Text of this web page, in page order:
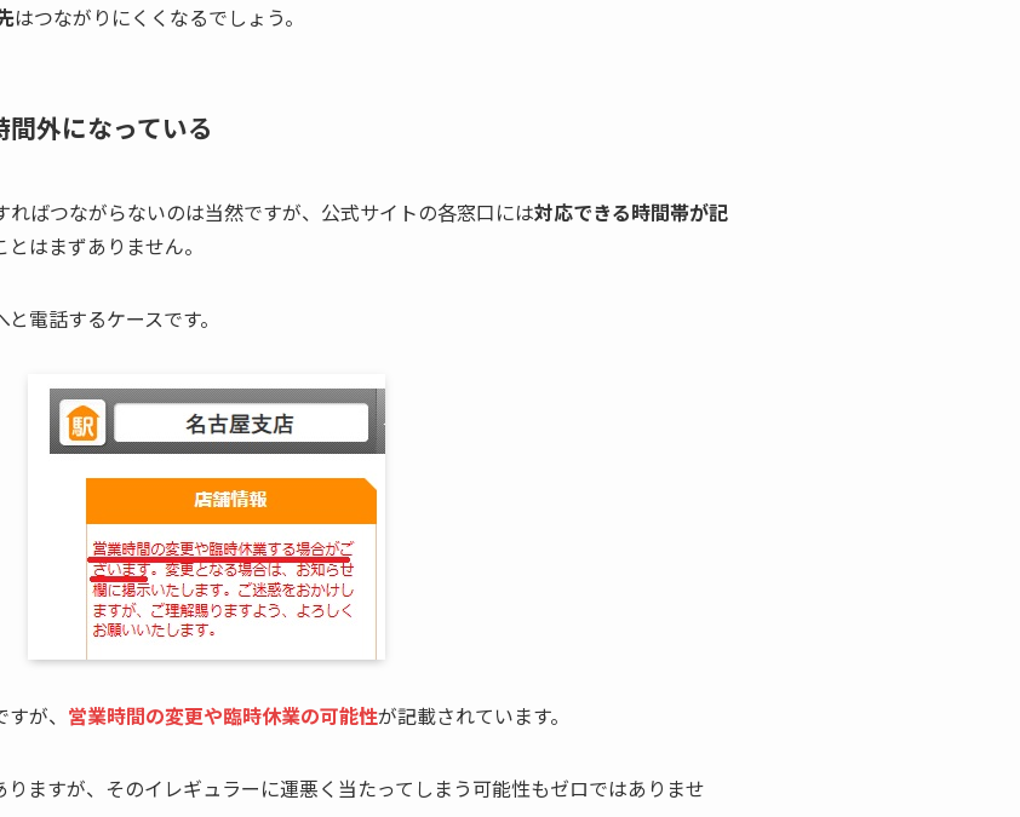
はつながりにくくなるでしょう。
外になっている
ればつながらないのは当然ですが、公式サイトの各窓口には対応できる時間帯が記
はまずありません。
電話するケースです。
が、 営業時間の変更や臨時休業の可能性が記載されています。
ますが、そのイレギュラーに運悪く当たってしまう可能性もゼロではありませ